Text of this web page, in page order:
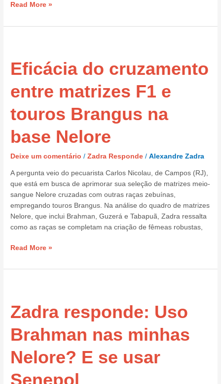
Read More »
Eficácia do cruzamento
entre matrizes F1 e
touros Brangus na
base Nelore
Deixe um comentário /Zadra Responde /Alexandre Zadra
A pergunta veio do pecuarista Carlos Nicolau, de Campos (RJ),
que está em busca de aprimorar sua seleção de matrizes meio-
sangue Nelore cruzadas com outras raças zebuínas,
empregando touros Brangus. Na análise do quadro de matrizes
Nelore, que inclui Brahman, Guzerá e Tabapuã, Zadra ressalta
como as raças se completam na criação de fêmeas robustas,
cruzamento
entre
matrizes
F1
touros
na
Nelore
Read More »
Zadra responde: Uso
Brahman nas minhas
Nelore? E se usar
Senepol
Uso
Brahman
nas
minhas
Nelore?
usar